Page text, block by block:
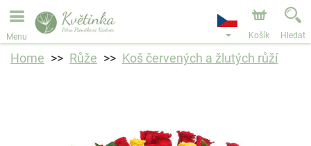
Objednávky přes e-shop přijímáme. Nejbližší možné
doručení je od 11.8.2026 z důvodu dovolené.
Menu Košík Hledat
Home Růže Koš červených a žlutých růží